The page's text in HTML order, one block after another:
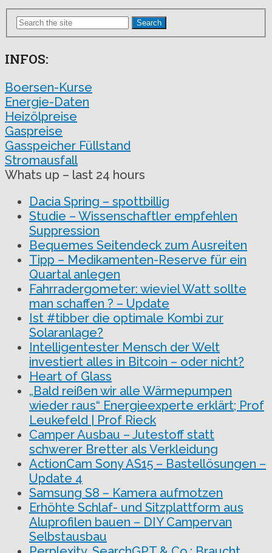
Search
INFOS:
Boersen-Kurse
Energie-Daten
Heizölpreise
Gaspreise
Gasspeicher Füllstand
Stromausfall
Whats up – last 24 hours
Dacia Spring – spottbillig
Studie – Wissenschaftler empfehlen
Suppression
Bequemes Seitendeck zum Ausreiten
Tipp – Medikamenten-Reserve für ein
Quartal anlegen
Fahrradergometer: wieviel Watt sollte
man schaffen ? – Update
Ist #tibber die optimale Kombi zur
Solaranlage?
Intelligentester Mensch der Welt
investiert alles in Bitcoin – oder nicht?
Heart of Glass
„Bald reißen wir alle Wärmepumpen
wieder raus“ Energieexperte erklärt; Prof
Leukefeld | Prof Rieck
Camper Ausbau – Jutestoff statt
schwerer Bretter als Verkleidung
ActionCam Sony AS15 – Bastellösungen –
Update 4
Samsung S8 – Kamera aufmotzen
Erhöhte Schlaf- und Sitzplattform aus
Aluprofilen bauen – DIY Campervan
Selbstausbau